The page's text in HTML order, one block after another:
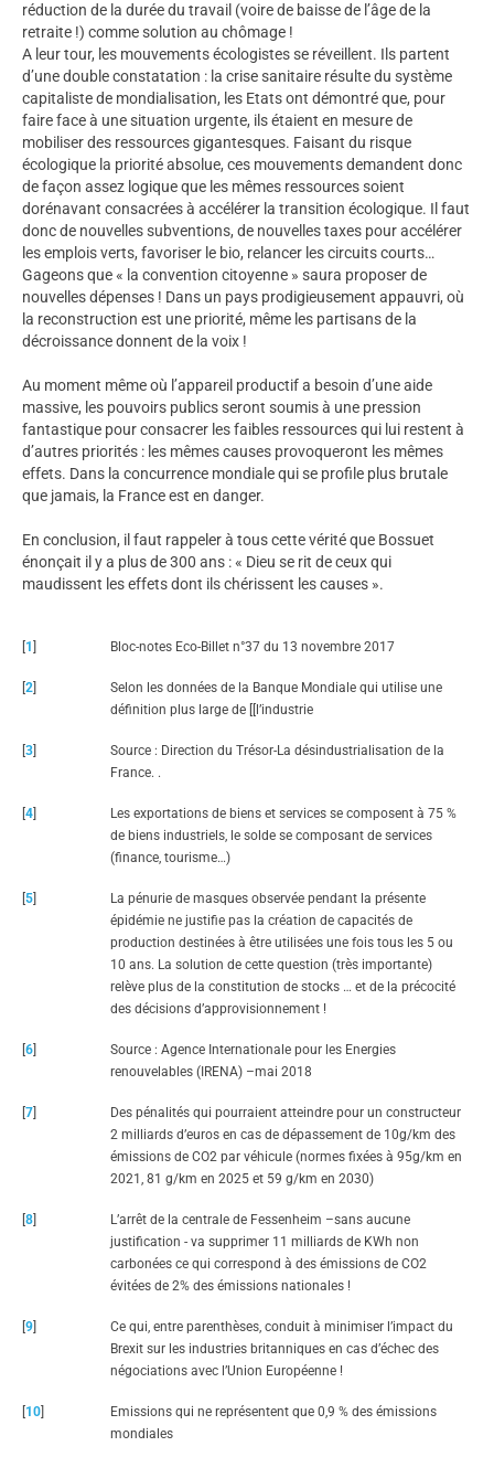
réduction de la durée du travail (voire de baisse de l’âge de la
retraite !) comme solution au chômage !
A leur tour, les mouvements écologistes se réveillent. Ils partent
d’une double constatation : la crise sanitaire résulte du système
capitaliste de mondialisation, les Etats ont démontré que, pour
faire face à une situation urgente, ils étaient en mesure de
mobiliser des ressources gigantesques. Faisant du risque
écologique la priorité absolue, ces mouvements demandent donc
de façon assez logique que les mêmes ressources soient
dorénavant consacrées à accélérer la transition écologique. Il faut
donc de nouvelles subventions, de nouvelles taxes pour accélérer
les emplois verts, favoriser le bio, relancer les circuits courts…
Gageons que « la convention citoyenne » saura proposer de
nouvelles dépenses ! Dans un pays prodigieusement appauvri, où
la reconstruction est une priorité, même les partisans de la
décroissance donnent de la voix !
Au moment même où l’appareil productif a besoin d’une aide
massive, les pouvoirs publics seront soumis à une pression
fantastique pour consacrer les faibles ressources qui lui restent à
d’autres priorités : les mêmes causes provoqueront les mêmes
effets. Dans la concurrence mondiale qui se profile plus brutale
que jamais, la France est en danger.
En conclusion, il faut rappeler à tous cette vérité que Bossuet
énonçait il y a plus de 300 ans : « Dieu se rit de ceux qui
maudissent les effets dont ils chérissent les causes ».
1 Bloc-notes Eco-Billet n°37 du 13 novembre 2017
2
Selon les données de la Banque Mondiale qui utilise une
définition plus large de [[l’industrie
3
Source : Direction du Trésor-La désindustrialisation de la
France. .
4
Les exportations de biens et services se composent à 75 %
de biens industriels, le solde se composant de services
(finance, tourisme…)
5
La pénurie de masques observée pendant la présente
épidémie ne justifie pas la création de capacités de
production destinées à être utilisées une fois tous les 5 ou
10 ans. La solution de cette question (très importante)
relève plus de la constitution de stocks … et de la précocité
des décisions d’approvisionnement !
6
Source : Agence Internationale pour les Energies
renouvelables (IRENA) –mai 2018
7
Des pénalités qui pourraient atteindre pour un constructeur
2 milliards d’euros en cas de dépassement de 10g/km des
émissions de CO2 par véhicule (normes fixées à 95g/km en
2021, 81 g/km en 2025 et 59 g/km en 2030)
8
L’arrêt de la centrale de Fessenheim –sans aucune
justification - va supprimer 11 milliards de KWh non
carbonées ce qui correspond à des émissions de CO2
évitées de 2% des émissions nationales !
9
Ce qui, entre parenthèses, conduit à minimiser l’impact du
Brexit sur les industries britanniques en cas d’échec des
négociations avec l’Union Européenne !
10
Emissions qui ne représentent que 0,9 % des émissions
mondiales